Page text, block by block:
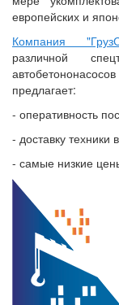
европейских и
Компания
различной
предлагает:
- оперативность
- доставку техники
- самые низкие